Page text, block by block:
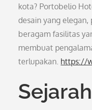
kota? Portobelio
desain yang
beragam fasilitas
membuat
terlupakan. https://